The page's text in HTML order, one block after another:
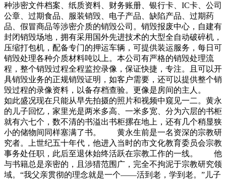
种涉密文件档案、纸质资料、财务账册、银行卡、IC卡、公司
公章、过期食品、服装销毁、电子产品、缺陷产品、过期药
品、假冒商品等涉密介质的销毁公司。销毁报废中心，自建有
封闭销毁场地，拥有采用国外先进技术的大型全自动破碎机，
压缩打包机，配备专门的押运车辆，可提供装运服务，每日可
销毁处理各种介质材料吨以上。本公司有严格的销毁处理流
程，整个销毁过程全程监控录像，保证快捷，专注。且可以开
具销毁业务的正规销毁证明，如客户需要，还可以提供整个销
毁过程的录像资料，以备存档查验。更像是房间的主人。
如此盛况现在只能从早先拍摄的照片和视频中窥见一二。黄永
的儿子回忆，家里光是两米多高、一米多宽、分为六层的书柜
就有六七个，数不清的书溢出书柜摞在地上，还有几个稍显狭
小的储物间同样塞满了书。 黄永生前是一名资深的宗教研
究者。上世纪五十年代，他进入当时的市文化教育委员会宗教
事务处任职，此后至退休始终活跃在宗教工作的一线。 他
与书籍总是亲密的，且涉猎范围广，完全不拘泥于宗教研究领
域。“我父亲贯彻的理念就是一个——活到老，学到老。”儿子